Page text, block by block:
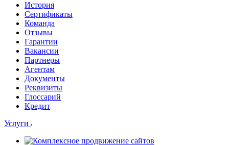
История
Сертификаты
Команда
Отзывы
Гарантии
Вакансии
Партнеры
Агентам
Документы
Реквизиты
Глоссарий
Кредит
Услуги